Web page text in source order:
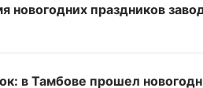
новогодних праздников
в Тамбове прошел